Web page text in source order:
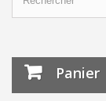
Panier